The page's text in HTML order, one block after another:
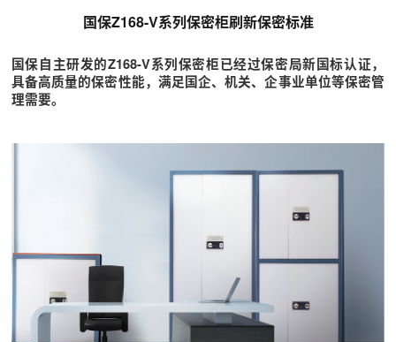
国保Z168-V系列保密柜刷新保密标准
国保自主研发的Z168-V系列保密柜已经过保密局新国标认证，
具备高质量的保密性能，满足国企、机关、企事业单位等保密管
理需要。